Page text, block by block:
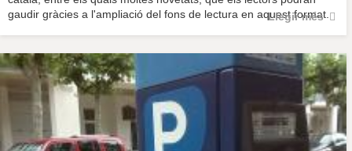
gaudir gràcies a l'ampliació del fons de lectura en aquest format.
Llegir més